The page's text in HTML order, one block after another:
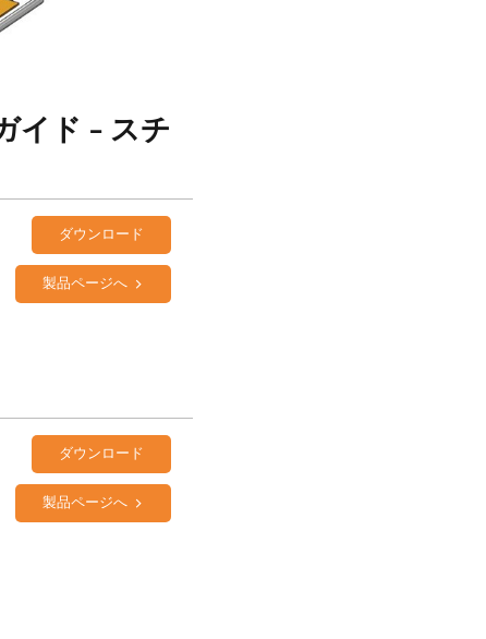
イド - スチ
ダウンロード
製品ページへ
ダウンロード
製品ページへ